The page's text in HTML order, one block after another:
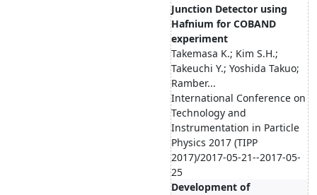
Junction Detector using
Hafnium for COBAND
experiment
Takemasa K.; Kim S.H.;
Takeuchi Y.; Yoshida Takuo;
Ramber...
International Conference on
Technology and
Instrumentation in Particle
Physics 2017 (TIPP
2017)/2017-05-21--2017-05-
25
Development of